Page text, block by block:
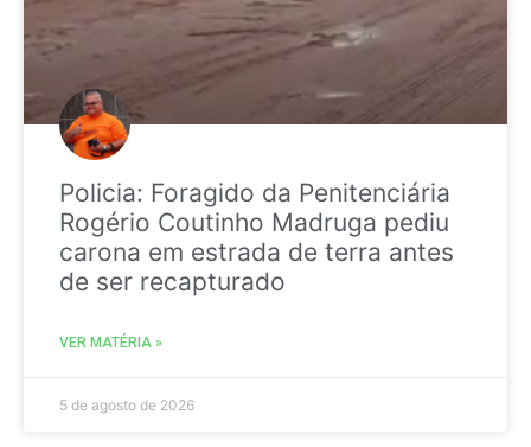
Policia: Foragido da Penitenciária
Rogério Coutinho Madruga pediu
carona em estrada de terra antes
de ser recapturado
VER MATÉRIA »
5 de agosto de 2026